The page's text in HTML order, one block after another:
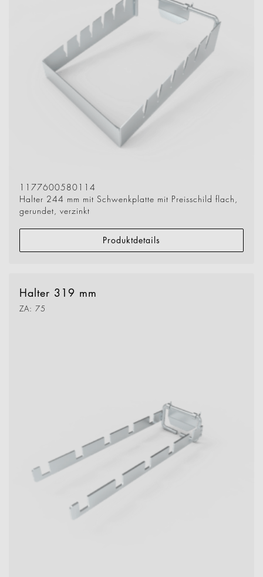
1177600580114
Halter 244 mm mit Schwenkplatte mit Preisschild flach,
gerundet, verzinkt
Produktdetails
Halter 319 mm
ZA: 75